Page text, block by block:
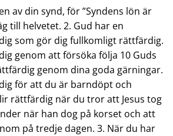
av din synd, för ”Syndens lön är
till helvetet. 2. Gud har en
som gör dig fullkomligt rättfärdig.
genom att försöka följa 10 Guds
genom dina goda gärningar.
för att du är barndöpt och
rättfärdig när du tror att Jesus tog
när han dog på korset och att
på tredje dagen. 3. När du har